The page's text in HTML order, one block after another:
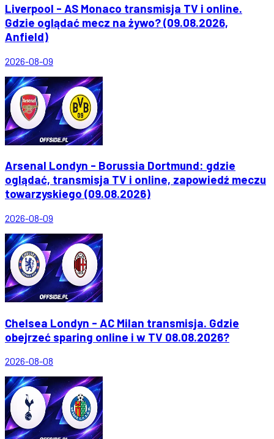
Liverpool - AS Monaco transmisja TV i online.
Gdzie oglądać mecz na żywo? (09.08.2026,
Anfield)
2026-08-09
Arsenal Londyn - Borussia Dortmund: gdzie
oglądać, transmisja TV i online, zapowiedź meczu
towarzyskiego (09.08.2026)
2026-08-09
Chelsea Londyn - AC Milan transmisja. Gdzie
obejrzeć sparing online i w TV 08.08.2026?
2026-08-08